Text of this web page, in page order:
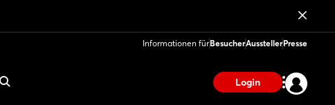
Informationen fürBesucherAusstellerPresse
Login